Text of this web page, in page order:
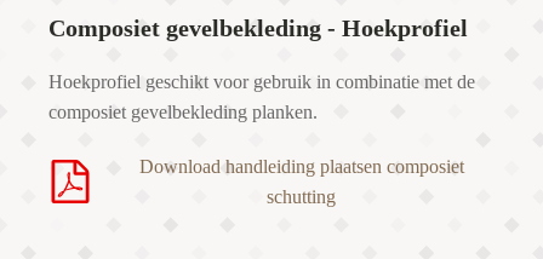
Composiet gevelbekleding - Hoekprofiel
Hoekprofiel geschikt voor gebruik in combinatie met de
composiet gevelbekleding planken.
Download handleiding plaatsen composiet
schutting